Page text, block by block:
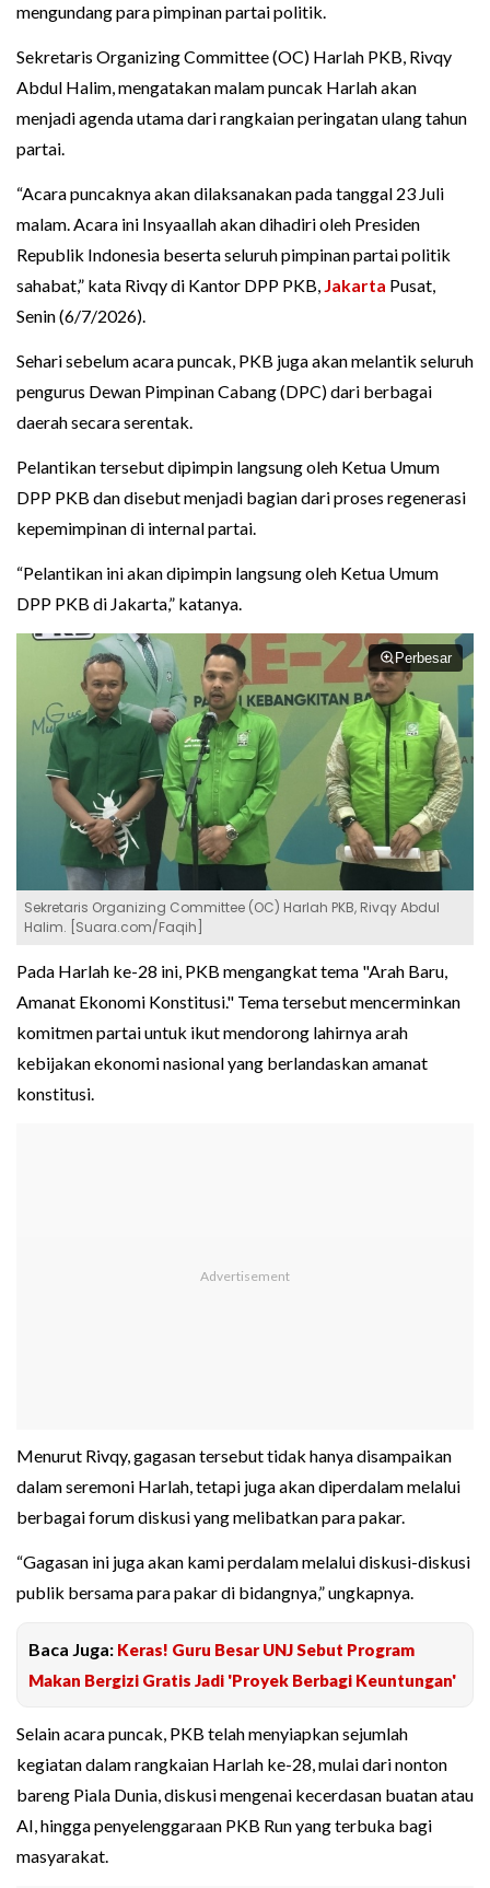
mengundang para pimpinan partai politik.
Sekretaris Organizing Committee (OC) Harlah PKB, Rivqy
Abdul Halim, mengatakan malam puncak Harlah akan
menjadi agenda utama dari rangkaian peringatan ulang tahun
partai.
“Acara puncaknya akan dilaksanakan pada tanggal 23 Juli
malam. Acara ini Insyaallah akan dihadiri oleh Presiden
Republik Indonesia beserta seluruh pimpinan partai politik
sahabat,” kata Rivqy di Kantor DPP PKB, Jakarta Pusat,
Senin (6/7/2026).
Sehari sebelum acara puncak, PKB juga akan melantik seluruh
pengurus Dewan Pimpinan Cabang (DPC) dari berbagai
daerah secara serentak.
Pelantikan tersebut dipimpin langsung oleh Ketua Umum
DPP PKB dan disebut menjadi bagian dari proses regenerasi
kepemimpinan di internal partai.
“Pelantikan ini akan dipimpin langsung oleh Ketua Umum
DPP PKB di Jakarta,” katanya.
Perbesar
Sekretaris Organizing Committee (OC) Harlah PKB, Rivqy Abdul
Halim. [Suara.com/Faqih]
Pada Harlah ke-28 ini, PKB mengangkat tema "Arah Baru,
Amanat Ekonomi Konstitusi." Tema tersebut mencerminkan
komitmen partai untuk ikut mendorong lahirnya arah
kebijakan ekonomi nasional yang berlandaskan amanat
konstitusi.
Menurut Rivqy, gagasan tersebut tidak hanya disampaikan
dalam seremoni Harlah, tetapi juga akan diperdalam melalui
berbagai forum diskusi yang melibatkan para pakar.
“Gagasan ini juga akan kami perdalam melalui diskusi-diskusi
publik bersama para pakar di bidangnya,” ungkapnya.
Baca Juga: Keras! Guru Besar UNJ Sebut Program
Makan Bergizi Gratis Jadi 'Proyek Berbagi Keuntungan'
Selain acara puncak, PKB telah menyiapkan sejumlah
kegiatan dalam rangkaian Harlah ke-28, mulai dari nonton
bareng Piala Dunia, diskusi mengenai kecerdasan buatan atau
AI, hingga penyelenggaraan PKB Run yang terbuka bagi
masyarakat.